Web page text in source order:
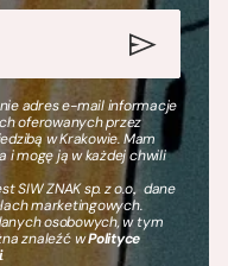
adres e-mail informacje
oferowanych przez
w Krakowie. Mam
i mogę ją w każdej chwili
ZNAK sp. z o.o., dane
marketingowych.
osobowych, w tym
znaleźć wPolityce
.